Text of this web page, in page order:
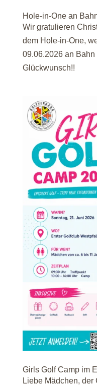
Hole-in-One an
Wir gratulieren
dem Hole-in-One,
09.06.2026 an
Glückwunsch!!
Girls Golf Camp im
Liebe Mädchen,